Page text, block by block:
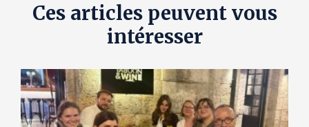
Ces articles peuvent vous
intéresser